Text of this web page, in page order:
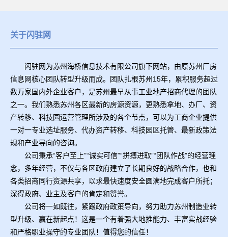
关于闪驻网
闪驻网为苏州海桥信息技术有限公司旗下网站，由原苏州厂房
信息网核心团队转型升级而成。团队扎根苏州15年，累积服务超过
数万家国内外企业客户，是苏州最早从事工业地产招商代理的团队
之一。我们熟悉苏州各区最新的房源资源，更熟悉拿地、办厂、资
产转移、科技园运营管理所涉及的各个节点，可以为工商企业提供
一对一专业选址服务、代办资产转移、科技园区托管、最新政策法
规和产业导向的咨询。
公司秉承“客户至上”“诚实可信”“拼搏进取”“团队作战”的经营理
念，多年经营，不仅与各区政府建立了长期良好的战略合作，也和
各类招商同行资源共享，以求最快速度安全圆满地完成客户所托；
深得政府、业主及客户的肯定和赞誉。
公司将一如既往，紧跟政府政策导向，努力助力苏州制造业转
型升级、赢在新起点！这是一个有着强大地推能力、丰富实战经验
和严格职业操守的专业团队！值得您的信任！